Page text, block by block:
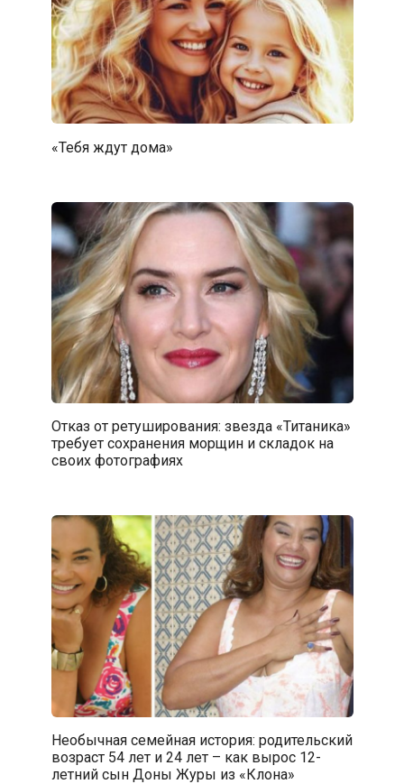
«Тебя ждут дома»
Отказ от ретуширования: звезда «Титаника»
требует сохранения морщин и складок на
своих фотографиях
Необычная семейная история: родительский
возраст 54 лет и 24 лет – как вырос 12-
летний сын Доны Журы из «Клона»